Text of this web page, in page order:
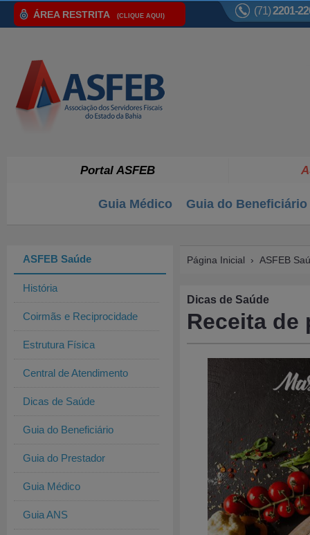
ÁREA RESTRITA (CLIQUE AQUI) (71)2201-
Portal ASFEB
Guia Médico Guia do Beneficiário
ASFEB Saúde
História
Coirmãs e Reciprocidade
Estrutura Física
Central de Atendimento
Dicas de Saúde
Guia do Beneficiário
Guia do Prestador
Guia Médico
Guia ANS
Página Inicial › ASFEB
Dicas de Saúde
Receita de